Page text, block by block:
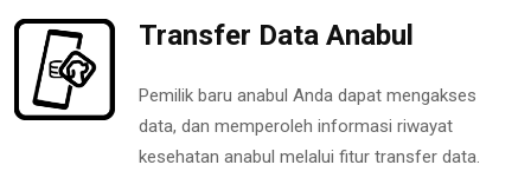
Transfer Data Anabul
Pemilik baru anabul Anda dapat mengakses
data, dan memperoleh informasi riwayat
kesehatan anabul melalui fitur transfer data.